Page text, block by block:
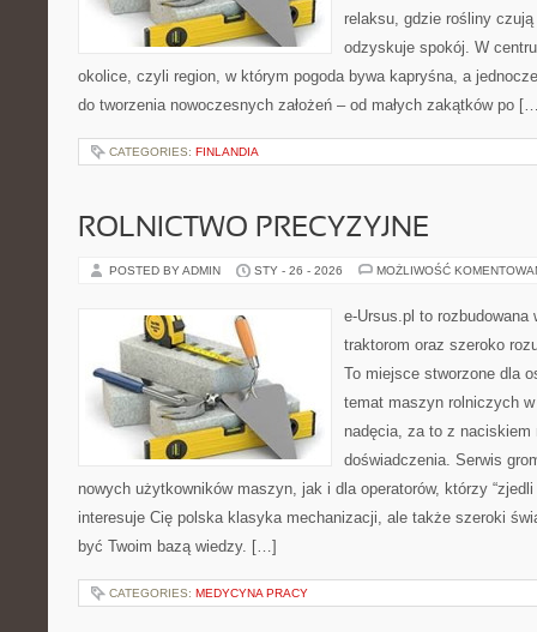
relaksu, gdzie rośliny
odzyskuje spokój. W
okolice, czyli region, w którym pogoda bywa kapryśna, a
do tworzenia nowoczesnych założeń – od małych zakątków po
CATEGORIES: FINLANDIA
ROLNICTWO PRECYZYJNE
POSTED BY ADMIN STY - 26 - 2026 MOŻLIWOŚĆ
e-Ursus.pl to rozbudowana
traktorom oraz szeroko
To miejsce stworzone dla
temat maszyn rolniczych
nadęcia, za to z naciskiem
doświadczenia. Serwis
nowych użytkowników maszyn, jak i dla operatorów, którzy
interesuje Cię polska klasyka mechanizacji, ale także szeroki
być Twoim bazą wiedzy. […]
CATEGORIES: MEDYCYNA PRACY